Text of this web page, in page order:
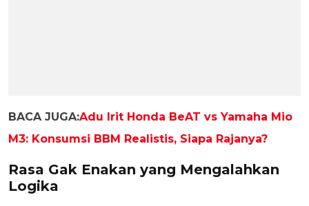
BACA JUGA:Adu Irit Honda BeAT vs Yamaha Mio
M3: Konsumsi BBM Realistis, Siapa Rajanya?
Rasa Gak Enakan yang Mengalahkan
Logika